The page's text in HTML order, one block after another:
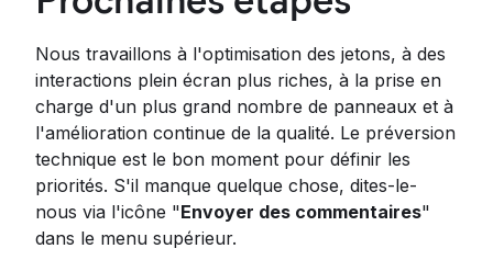
Nous travaillons à l'optimisation des jetons, à des
interactions plein écran plus riches, à la prise en
charge d'un plus grand nombre de panneaux et à
l'amélioration continue de la qualité. Le préversion
technique est le bon moment pour définir les
priorités. S'il manque quelque chose, dites-le-
nous via l'icône "Envoyer des commentaires"
dans le menu supérieur.